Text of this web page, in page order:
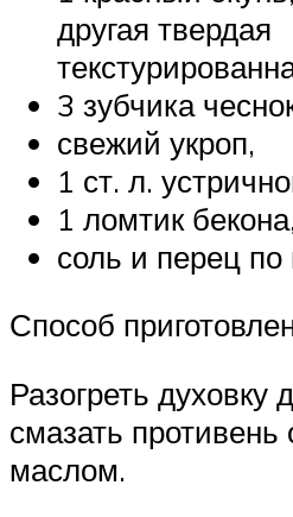
другая твердая
3 зубчика
свежий укроп,
1 ст. л.
1 ломтик
соль и перец по
Способ
Разогреть
смазать
маслом.